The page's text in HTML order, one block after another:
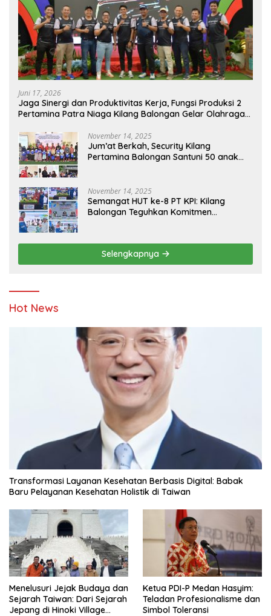
Juni 17, 2026
Jaga Sinergi dan Produktivitas Kerja, Fungsi Produksi 2
Pertamina Patra Niaga Kilang Balongan Gelar Olahraga
November 14, 2025
Jum’at Berkah, Security Kilang
Pertamina Balongan Santuni 50 anak
November 14, 2025
Semangat HUT ke-8 PT KPI: Kilang
Balongan Teguhkan Komitmen
Pendidikan
Selengkapnya
Hot News
Transformasi Layanan Kesehatan Berbasis Digital: Babak
Baru Pelayanan Kesehatan Holistik di Taiwan
Menelusuri Jejak Budaya dan
Sejarah Taiwan: Dari Sejarah
Jepang di Hinoki Village
Ketua PDI-P Medan Hasyim:
Teladan Profesionalisme dan
Simbol Toleransi